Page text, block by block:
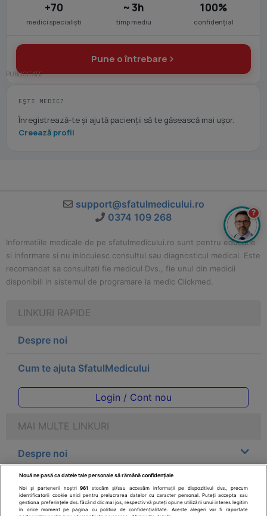
+70
medici specialiști
~ 3h
timp mediu
100%
confidențial
Pune o întrebare
EȘTI MEDIC?
Înregistrează-te și ajută pacienții să te găsească mai ușor.
Creează profil
support@sfatulmedicului.ro
0374 109 268
Informatiile medicale de pe sfatulmedicului.ro sunt pentru educatie
si informare si nu inlocuiesc consultul sau diagnosticul medical. Este
recomandat sa consultati fie medicul Dvs., fie unul din medicii
disponibili in sistemul de programare la medic Clickmed.
LINKURI RAPIDE
Despre noi
Cum te ajuta SfatulMedicului
Login / Cont nou
MAI MULTE LINKURI
Despre noi
Legal
Drepturile consumatorului
?
Nouă ne pasă ca datele tale personale să rămână confidențiale
Noi și partenerii noștri961
stocăm și/sau accesăm informații pe dispozitivul dvs., precum
identificatorii cookie unici pentru prelucrarea datelor cu caracter personal. Puteți accepta sau
gestiona preferințele dvs. făcând clic mai jos, respectiv vă puteți opune utilizării unui interes legitim
în orice moment pe pagina cu politica de confidențialitate. Aceste alegeri vor fi raportate